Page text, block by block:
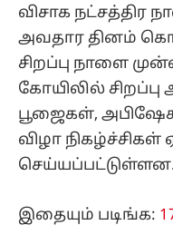
விசாக நட்சத்திர
அவதார தினம்
சிறப்பு நாளை
கோயிலில்
பூஜைகள்,
விழா நிகழ்ச்சிகள்
இதையும் படிங்க: